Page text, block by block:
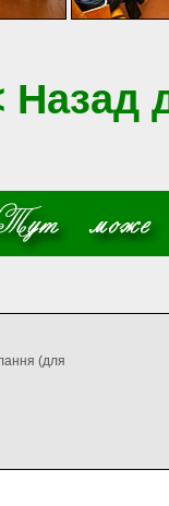
Назад
(для